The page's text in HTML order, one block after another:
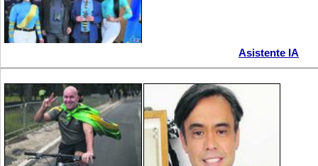
Asistente IA